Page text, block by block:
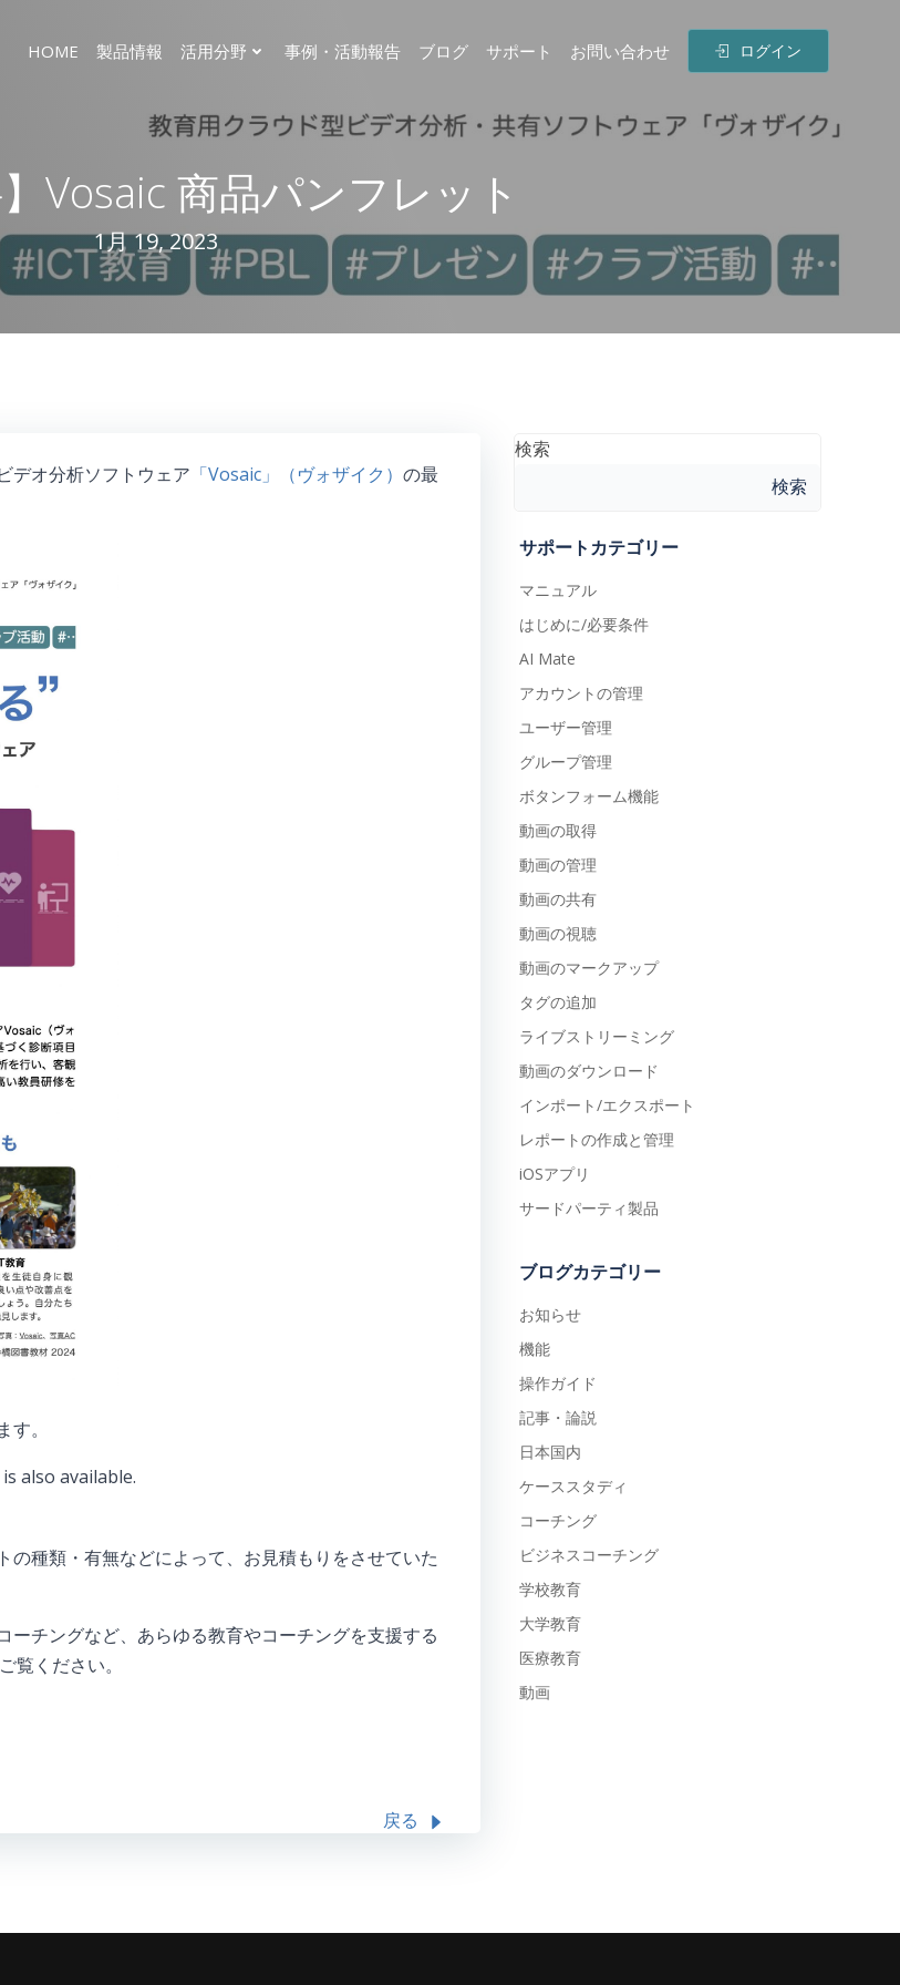
HOME 製品情報 活用分野 事例・活動報告 ブログ サポート お問い合わせ ログイン
】Vosaic 商品パンフレット
1月 19, 2023
デオ分析ソフトウェア 「Vosaic」（ヴォザイク） の最
。
is also available.
種類・有無などによって、お見積もりをさせていた
チングなど、あらゆる教育やコーチングを支援する
覧ください。
戻る
検索
検索
サポートカテゴリー
マニュアル
はじめに/必要条件
AI Mate
アカウントの管理
ユーザー管理
グループ管理
ボタンフォーム機能
動画の取得
動画の管理
動画の共有
動画の視聴
動画のマークアップ
タグの追加
ライブストリーミング
動画のダウンロード
インポート/エクスポート
レポートの作成と管理
iOSアプリ
サードパーティ製品
ブログカテゴリー
お知らせ
機能
操作ガイド
記事・論説
日本国内
ケーススタディ
コーチング
ビジネスコーチング
学校教育
大学教育
医療教育
動画